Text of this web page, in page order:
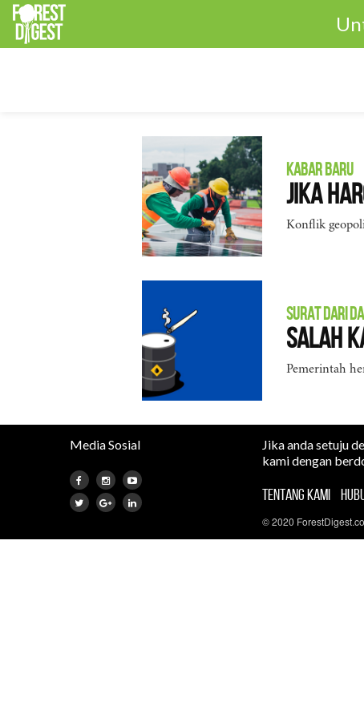
KABAR BARU
Jika
Konflik
SURAT DARI
Salah
Pemerintah
Media Sosial
Jika anda setuju
kami dengan
TENTANG KAMI
© 2020